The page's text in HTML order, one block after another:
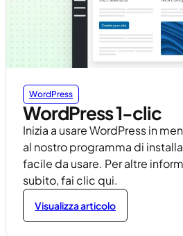
WordPress
WordPress 1-clic
Inizia a usare WordPress in
al nostro programma di
facile da usare. Per altre
subito, fai clic qui.
Visualizza articolo